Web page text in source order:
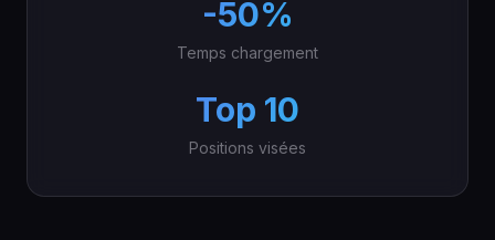
-50%
Temps chargement
Top 10
Positions visées